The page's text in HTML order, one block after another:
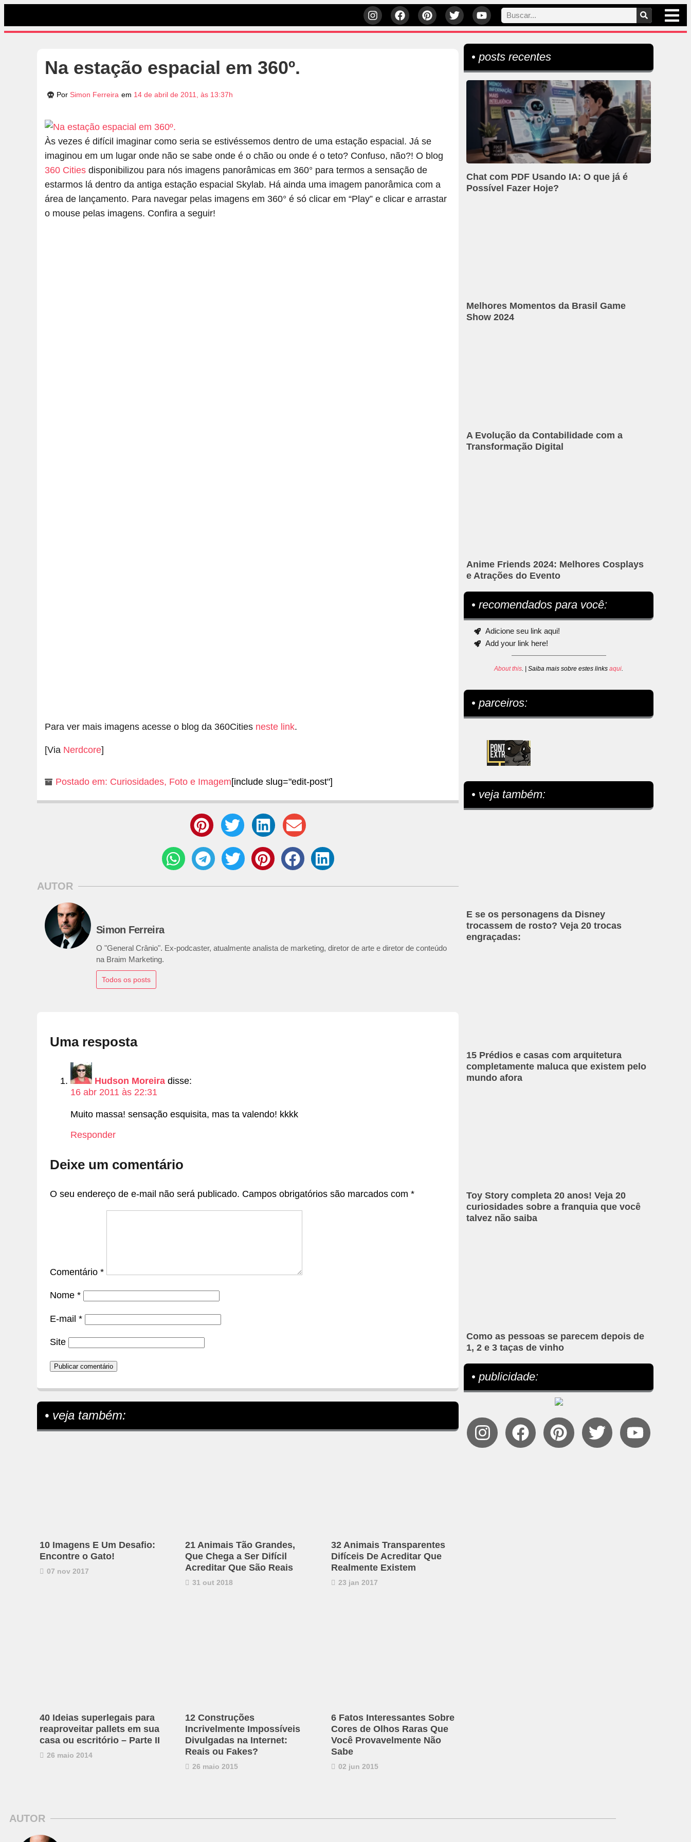
Na estação espacial em 360º.
Por Simon Ferreira em 14 de abril de 2011, às 13:37h
Às vezes é difícil imaginar como seria se estivéssemos dentro de uma estação espacial. Já se
imaginou em um lugar onde não se sabe onde é o chão ou onde é o teto? Confuso, não?! O blog
360 Cities disponibilizou para nós imagens panorâmicas em 360° para termos a sensação de
estarmos lá dentro da antiga estação espacial Skylab. Há ainda uma imagem panorâmica com a
área de lançamento. Para navegar pelas imagens em 360° é só clicar em “Play” e clicar e arrastar
o mouse pelas imagens. Confira a seguir!
Para ver mais imagens acesse o blog da 360Cities neste link.
[Via Nerdcore]
Postado em: Curiosidades, Foto e Imagem[include slug="edit-post"]
AUTOR
Simon Ferreira
O "General Crânio". Ex-podcaster, atualmente analista de marketing, diretor de arte e diretor de conteúdo
na Braim Marketing.
Todos os posts
Uma resposta
Hudson Moreira disse:
16 abr 2011 às 22:31
Muito massa! sensação esquisita, mas ta valendo! kkkk
Responder
Deixe um comentário
O seu endereço de e-mail não será publicado. Campos obrigatórios são marcados com *
Comentário *
Nome *
E-mail *
Site
• veja também:
10 Imagens E Um Desafio:
Encontre o Gato!
07 nov 2017
21 Animais Tão Grandes,
Que Chega a Ser Difícil
Acreditar Que São Reais
31 out 2018
32 Animais Transparentes
Difíceis De Acreditar Que
Realmente Existem
23 jan 2017
40 Ideias superlegais para
reaproveitar pallets em sua
casa ou escritório – Parte II
26 maio 2014
12 Construções
Incrivelmente Impossíveis
Divulgadas na Internet:
Reais ou Fakes?
26 maio 2015
6 Fatos Interessantes Sobre
Cores de Olhos Raras Que
Você Provavelmente Não
Sabe
02 jun 2015
• posts recentes
Chat com PDF Usando IA: O que já é
Possível Fazer Hoje?
Melhores Momentos da Brasil Game
Show 2024
A Evolução da Contabilidade com a
Transformação Digital
Anime Friends 2024: Melhores Cosplays
e Atrações do Evento
• recomendados para você:
Adicione seu link aqui!
Add your link here!
About this. | Saiba mais sobre estes linksaqui.
• parceiros:
• veja também:
E se os personagens da Disney
trocassem de rosto? Veja 20 trocas
engraçadas:
15 Prédios e casas com arquitetura
completamente maluca que existem pelo
mundo afora
Toy Story completa 20 anos! Veja 20
curiosidades sobre a franquia que você
talvez não saiba
Como as pessoas se parecem depois de
1, 2 e 3 taças de vinho
• publicidade:
AUTOR